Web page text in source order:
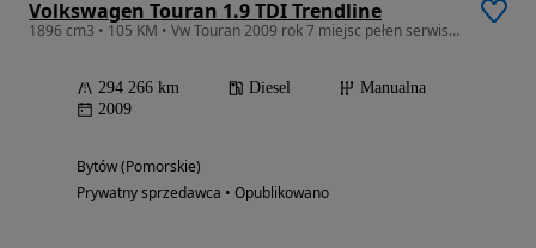
Volkswagen Touran 1.9 TDI Trendline
1896 cm3 • 105 KM • Vw Touran 2009 rok 7 miejsc pełen serwis nowy rozrząd
294 266 km Diesel
Manualna
2009
Bytów (Pomorskie)
Prywatny sprzedawca • Opublikowano